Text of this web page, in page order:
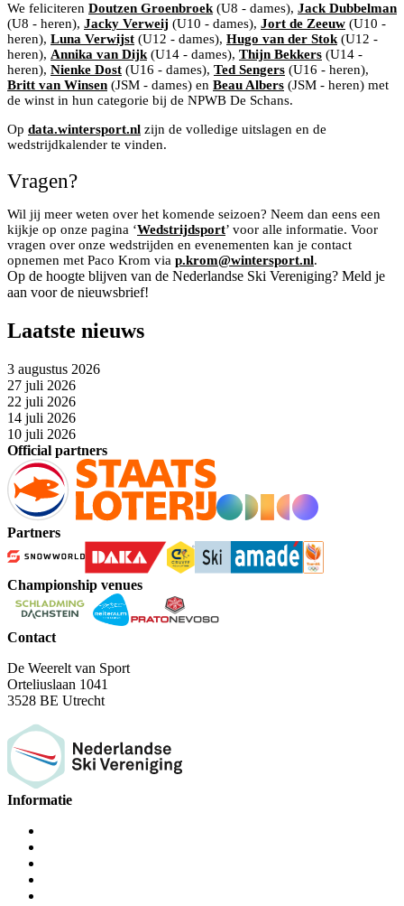
We feliciteren Doutzen Groenbroek (U8 - dames), Jack Dubbelman
(U8 - heren), Jacky Verweij (U10 - dames), Jort de Zeeuw (U10 -
heren), Luna Verwijst (U12 - dames), Hugo van der Stok (U12 -
heren), Annika van Dijk (U14 - dames), Thijn Bekkers (U14 -
heren), Nienke Dost (U16 - dames), Ted Sengers (U16 - heren),
Britt van Winsen (JSM - dames) en Beau Albers (JSM - heren) met
de winst in hun categorie bij de NPWB De Schans.
Op data.wintersport.nl zijn de volledige uitslagen en de
wedstrijdkalender te vinden.
Vragen?
Wil jij meer weten over het komende seizoen? Neem dan eens een
kijkje op onze pagina ‘Wedstrijdsport’ voor alle informatie. Voor
vragen over onze wedstrijden en evenementen kan je contact
opnemen met Paco Krom via p.krom@wintersport.nl.
Op de hoogte blijven van de Nederlandse Ski Vereniging? Meld je
aan voor de nieuwsbrief!
Laatste nieuws
3 augustus 2026
27 juli 2026
22 juli 2026
14 juli 2026
10 juli 2026
Official partners
Partners
Championship venues
Contact
De Weerelt van Sport
Orteliuslaan 1041
3528 BE Utrecht
Informatie